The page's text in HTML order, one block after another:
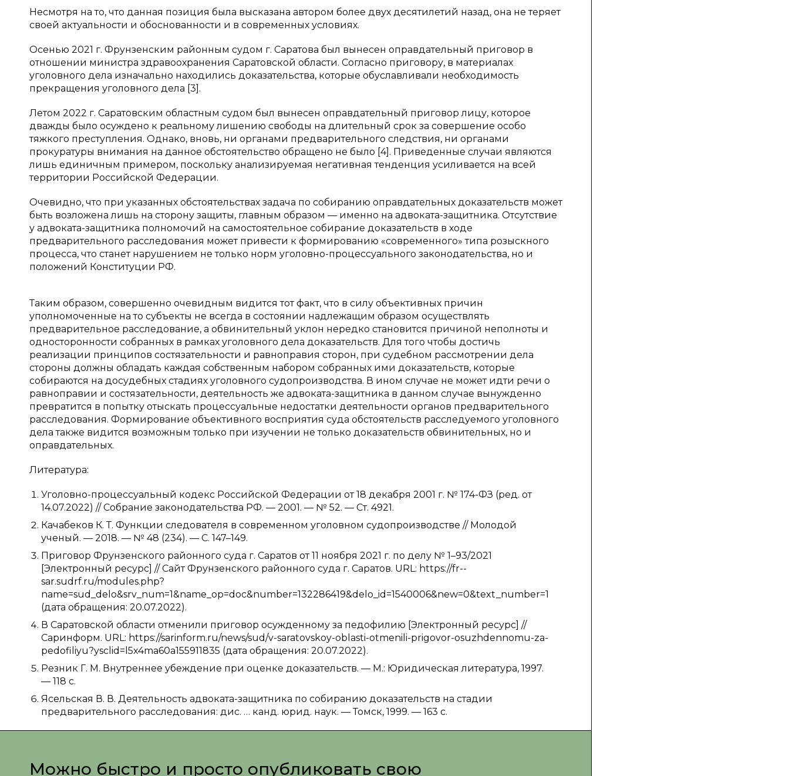
Несмотря на то, что данная позиция была высказана автором более двух десятилетий назад, она не теряет
своей актуальности и обоснованности и в современных условиях.
Осенью 2021 г. Фрунзенским районным судом г. Саратова был вынесен оправдательный приговор в
отношении министра здравоохранения Саратовской области. Согласно приговору, в материалах
уголовного дела изначально находились доказательства, которые обуславливали необходимость
прекращения уголовного дела [3].
Летом 2022 г. Саратовским областным судом был вынесен оправдательный приговор лицу, которое
дважды было осуждено к реальному лишению свободы на длительный срок за совершение особо
тяжкого преступления. Однако, вновь, ни органами предварительного следствия, ни органами
прокуратуры внимания на данное обстоятельство обращено не было [4]. Приведенные случаи являются
лишь единичным примером, поскольку анализируемая негативная тенденция усиливается на всей
территории Российской Федерации.
Очевидно, что при указанных обстоятельствах задача по собиранию оправдательных доказательств может
быть возложена лишь на сторону защиты, главным образом — именно на адвоката-защитника. Отсутствие
у адвоката-защитника полномочий на самостоятельное собирание доказательств в ходе
предварительного расследования может привести к формированию «современного» типа розыскного
процесса, что станет нарушением не только норм уголовно-процессуального законодательства, но и
положений Конституции РФ.
Таким образом, совершенно очевидным видится тот факт, что в силу объективных причин
уполномоченные на то субъекты не всегда в состоянии надлежащим образом осуществлять
предварительное расследование, а обвинительный уклон нередко становится причиной неполноты и
односторонности собранных в рамках уголовного дела доказательств. Для того чтобы достичь
реализации принципов состязательности и равноправия сторон, при судебном рассмотрении дела
стороны должны обладать каждая собственным набором собранных ими доказательств, которые
собираются на досудебных стадиях уголовного судопроизводства. В ином случае не может идти речи о
равноправии и состязательности, деятельность же адвоката-защитника в данном случае вынужденно
превратится в попытку отыскать процессуальные недостатки деятельности органов предварительного
расследования. Формирование объективного восприятия суда обстоятельств расследуемого уголовного
дела также видится возможным только при изучении не только доказательств обвинительных, но и
оправдательных.
Литература:
Уголовно-процессуальный кодекс Российской Федерации от 18 декабря 2001 г. № 174-ФЗ (ред. от
14.07.2022) // Собрание законодательства РФ. — 2001. — № 52. — Ст. 4921.
Качабеков К. Т. Функции следователя в современном уголовном судопроизводстве // Молодой
ученый. — 2018. — № 48 (234). — С. 147–149.
Приговор Фрунзенского районного суда г. Саратов от 11 ноября 2021 г. по делу № 1–93/2021
[Электронный ресурс] // Сайт Фрунзенского районного суда г. Саратов. URL: https://fr--
sar.sudrf.ru/modules.php?
name=sud_delo&srv_num=1&name_op=doc&number=132286419&delo_id=1540006&new=0&text_number=1
(дата обращения: 20.07.2022).
В Саратовской области отменили приговор осужденному за педофилию [Электронный ресурс] //
Саринформ. URL: https://sarinform.ru/news/sud/v-saratovskoy-oblasti-otmenili-prigovor-osuzhdennomu-za-
pedofiliyu?ysclid=l5x4ma60a155911835 (дата обращения: 20.07.2022).
Резник Г. М. Внутреннее убеждение при оценке доказательств. — М.: Юридическая литература, 1997.
— 118 с.
Ясельская В. В. Деятельность адвоката-защитника по собиранию доказательств на стадии
предварительного расследования: дис. … канд. юрид. наук. — Томск, 1999. — 163 с.
Можно быстро и просто опубликовать свою